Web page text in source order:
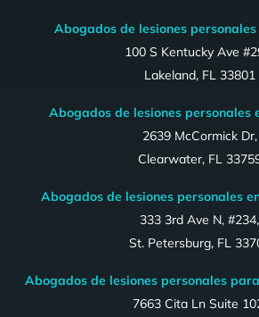
Abogados de lesiones
100 S Kentucky Ave
Lakeland, FL 33801
Abogados de lesiones personales
2639 McCormick Dr,
Clearwater, FL
Abogados de lesiones personales
333 3rd Ave N, #234,
St. Petersburg, FL
Abogados de lesiones personales
7663 Cita Ln Suite